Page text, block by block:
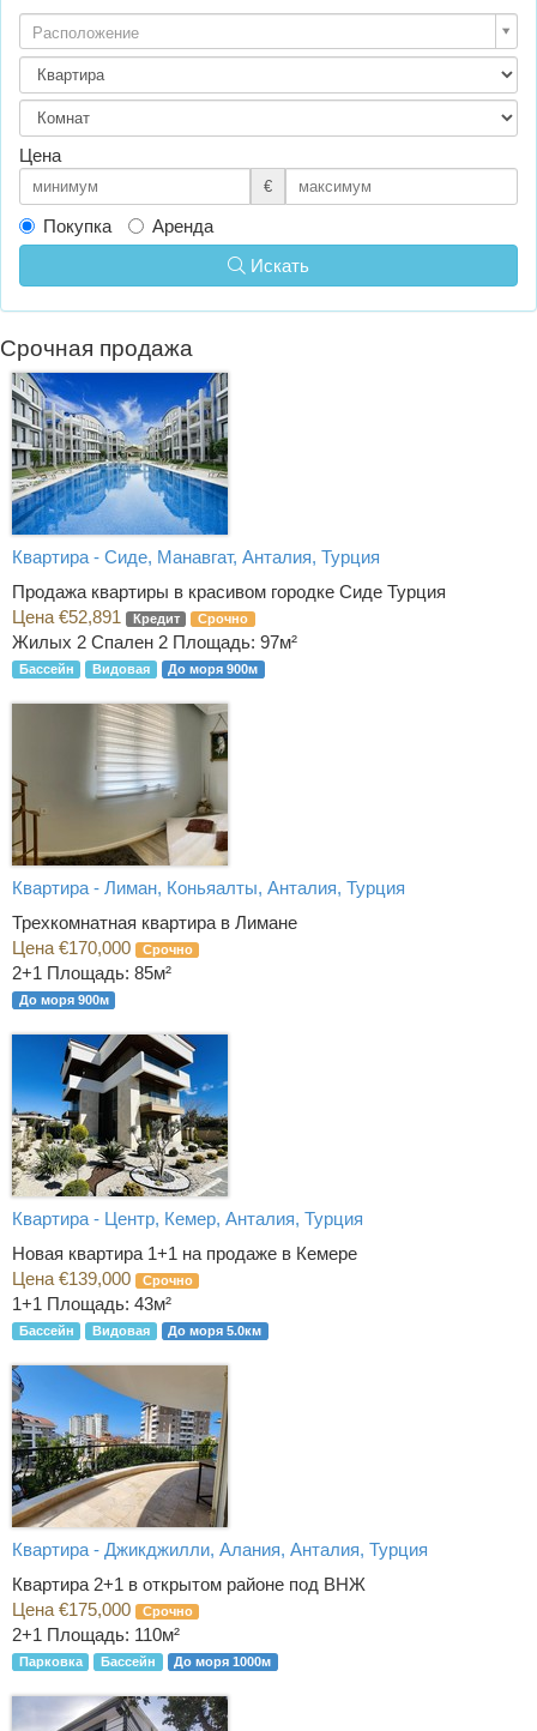
Расположение
Цена
€
Покупка
Аренда
Искать
Срочная продажа
Квартира - Сиде, Манавгат, Анталия, Турция
Продажа квартиры в красивом городке Сиде Турция
Цена €52,891
Кредит Срочно
Жилых 2 Спален 2 Площадь: 97м²
Бассейн Видовая До моря 900м
Квартира - Лиман, Коньяалты, Анталия, Турция
Трехкомнатная квартира в Лимане
Цена €170,000
Срочно
2+1 Площадь: 85м²
До моря 900м
Квартира - Центр, Кемер, Анталия, Турция
Новая квартира 1+1 на продаже в Кемере
Цена €139,000
Срочно
1+1 Площадь: 43м²
Бассейн Видовая До моря 5.0км
Квартира - Джикджилли, Алания, Анталия, Турция
Квартира 2+1 в открытом районе под ВНЖ
Цена €175,000
Срочно
2+1 Площадь: 110м²
Парковка Бассейн До моря 1000м